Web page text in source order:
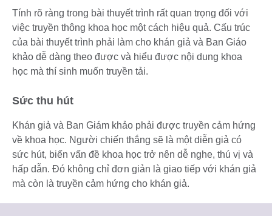
Tính rõ ràng trong bài thuyết trình rất quan trọng đối với
việc truyền thông khoa học một cách hiệu quả. Cấu trúc
của bài thuyết trình phải làm cho khán giả và Ban Giáo
khảo dễ dàng theo được và hiểu được nội dung khoa
học mà thí sinh muốn truyền tải.
Sức thu hút
Khán giả và Ban Giám khảo phải được truyền cảm hứng
về khoa học. Người chiến thắng sẽ là một diễn giả có
sức hút, biến vấn đề khoa học trở nên dễ nghe, thú vị và
hấp dẫn. Đó không chỉ đơn giản là giao tiếp với khán giả
mà còn là truyền cảm hứng cho khán giả.